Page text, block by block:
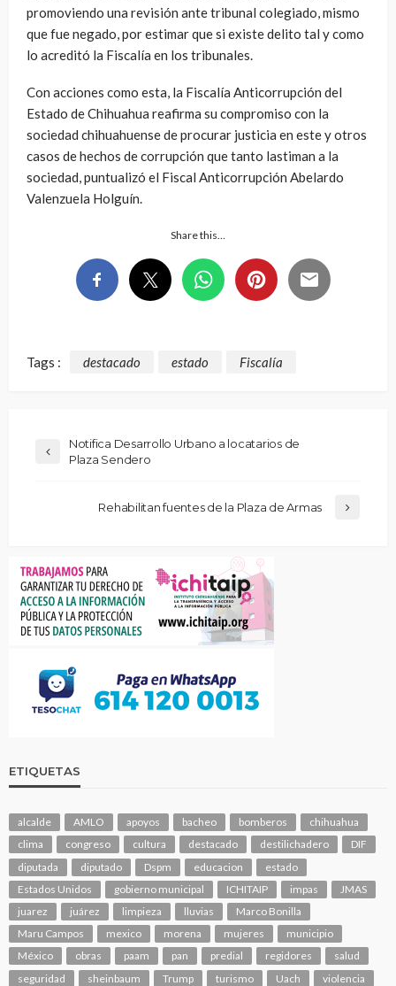
promoviendo una revisión ante tribunal colegiado, mismo
que fue negado, por estimar que si existe delito tal y como
lo acreditó la Fiscalía en los tribunales.
Con acciones como esta, la Fiscalía Anticorrupción del
Estado de Chihuahua reafirma su compromiso con la
sociedad chihuahuense de procurar justicia en este y otros
casos de hechos de corrupción que tanto lastiman a la
sociedad, puntualizó el Fiscal Anticorrupción Abelardo
Valenzuela Holguín.
Share this…
Tags : destacado estado Fiscalía
Notifica Desarrollo Urbano a locatarios de
Plaza Sendero
Rehabilitan fuentes de la Plaza de Armas
ETIQUETAS
alcalde AMLO apoyos bacheo bomberos
chihuahua
clima
congreso cultura destacado destilichadero
DIF
diputada
diputado Dspm educacion
estado
Estados Unidos
gobierno municipal ICHITAIP impas
JMAS
juarez
juárez limpieza lluvias
Marco Bonilla
Maru Campos
mexico morena mujeres
municipio
México
obras paam pan predial regidores
salud
seguridad
sheinbaum Trump turismo Uach violencia